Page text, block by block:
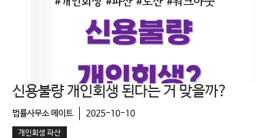
신용불량 개인회생 된다는 거 맞을까?
법률사무소 메이트 2025-10-10
개인회생 파산